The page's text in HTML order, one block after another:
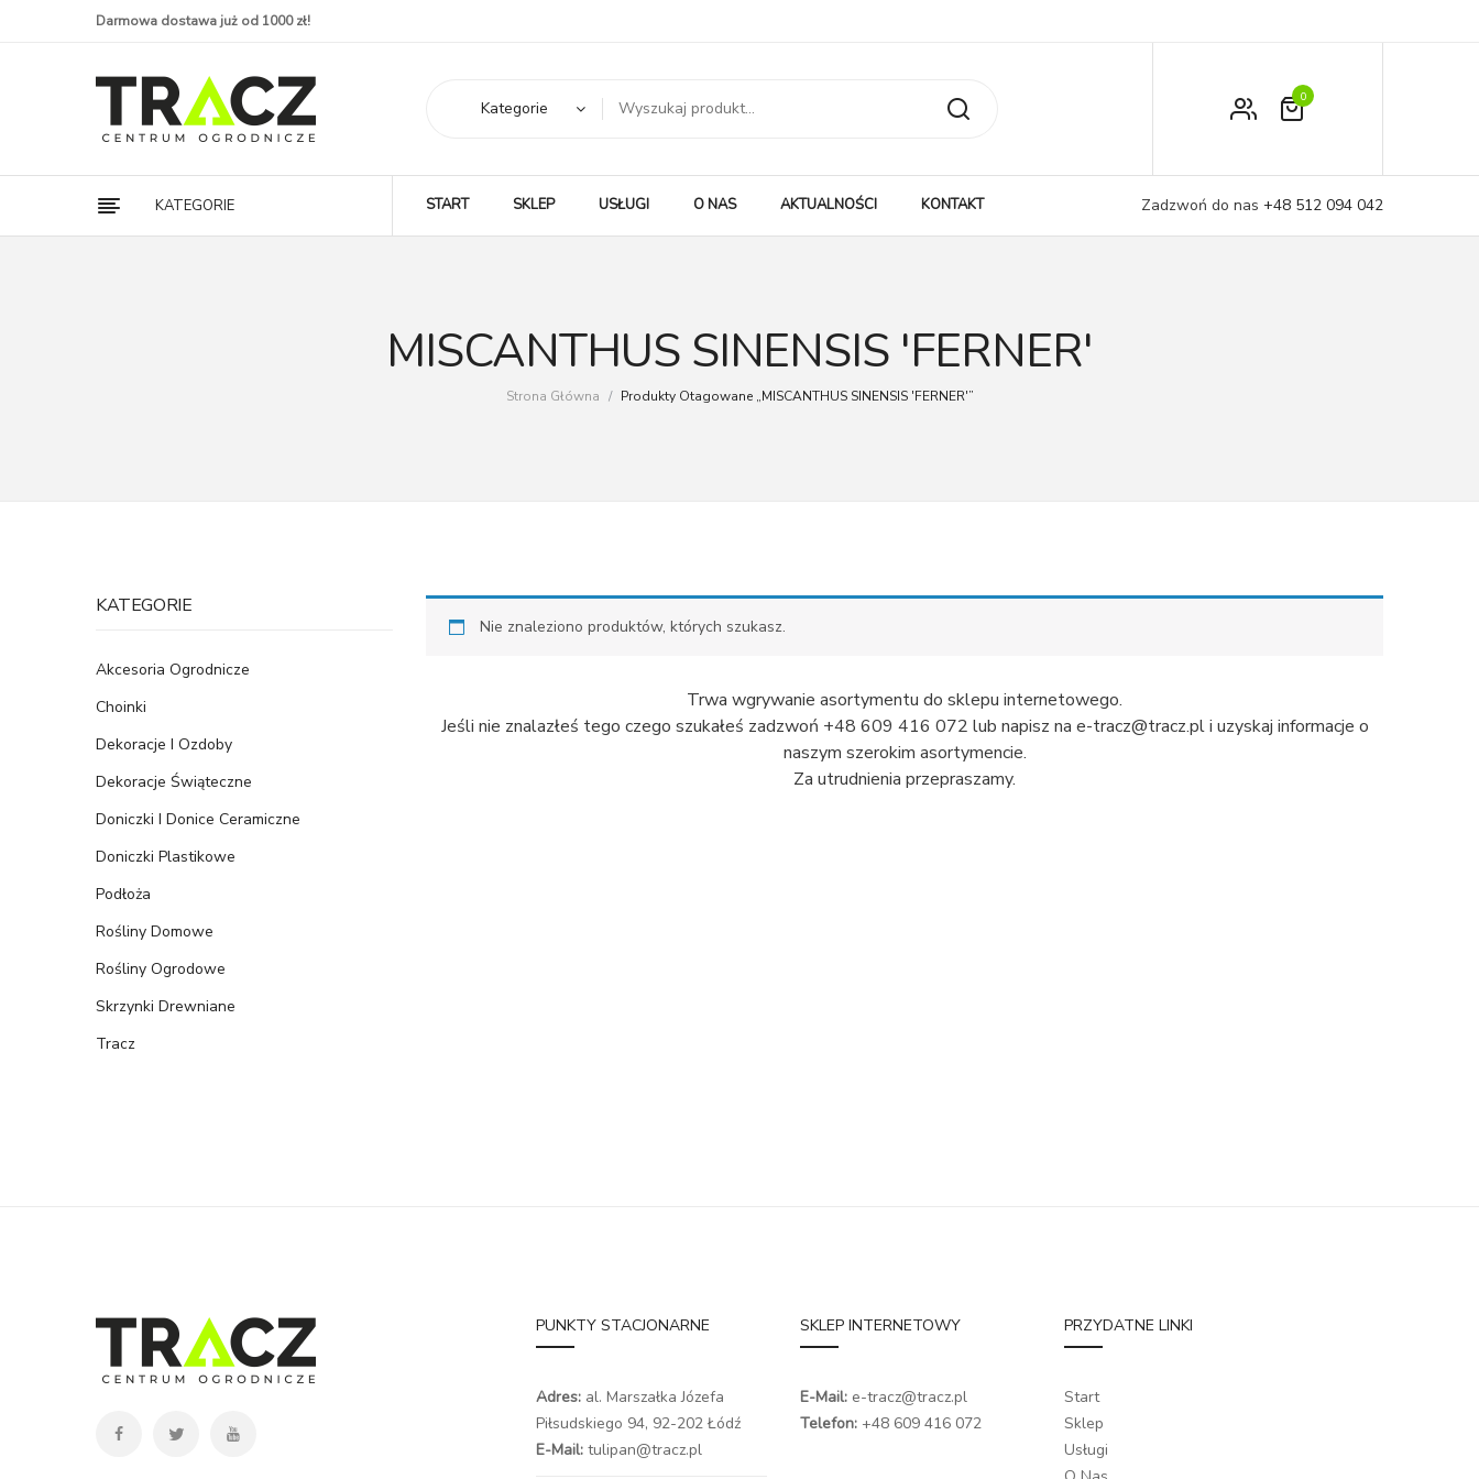
Darmowa dostawa już od 1000 zł!
Moje konto
0
Kategorie
KATEGORIE START SKLEP USŁUGI O NAS AKTUALNOŚCI KONTAKT Zadzwoń do nas +48 512 094 042
MISCANTHUS SINENSIS 'FERNER'
Strona Główna / Produkty Otagowane „MISCANTHUS SINENSIS 'FERNER'”
KATEGORIE
Akcesoria Ogrodnicze
Choinki
Dekoracje I Ozdoby
Dekoracje Świąteczne
Doniczki I Donice Ceramiczne
Doniczki Plastikowe
Podłoża
Rośliny Domowe
Rośliny Ogrodowe
Skrzynki Drewniane
Tracz
Nie znaleziono produktów, których szukasz.
Trwa wgrywanie asortymentu do sklepu internetowego.
Jeśli nie znalazłeś tego czego szukałeś zadzwoń +48 609 416 072 lub napisz na e-tracz@tracz.pl i uzyskaj informacje o
naszym szerokim asortymencie.
Za utrudnienia przepraszamy.
PUNKTY STACJONARNE
Adres: al. Marszałka Józefa
Piłsudskiego 94, 92-202 Łódź
E-Mail: tulipan@tracz.pl
SKLEP INTERNETOWY
E-Mail: e-tracz@tracz.pl
Telefon: +48 609 416 072
PRZYDATNE LINKI
Start
Sklep
Usługi